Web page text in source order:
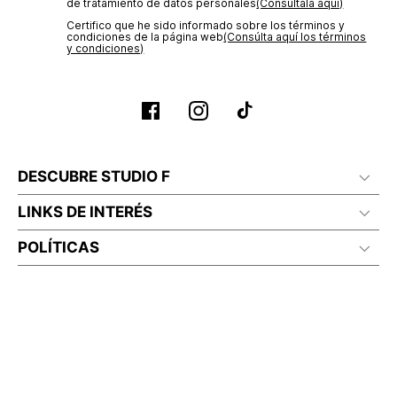
de tratamiento de datos personales‎(Consúltala aquí)
Certifico que he sido informado sobre los términos y
condiciones de la página web‎(Consúlta aquí los términos
y condiciones)
DESCUBRE STUDIO F
LINKS DE INTERÉS
POLÍTICAS